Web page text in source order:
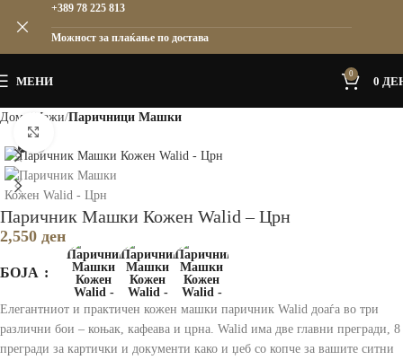
МЕНИ
0
0
Дома Мажи Паричници Машки
Паричник Машки Кожен Walid – Црн
2,550 ден
БОЈА
Елегантниот и практичен кожен машки паричник Walid доаѓа во три
различни бои – коњак, кафеава и црна. Walid има две главни прегради, 8
прегради за картички и документи како и џеб со копче за вашите ситни
+389 78 225 813
Можност за плаќање по достава